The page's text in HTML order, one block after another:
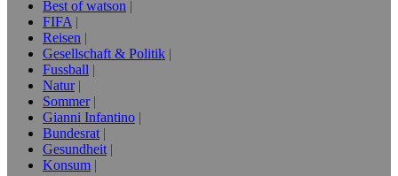
Best of watson
FIFA
Reisen
Gesellschaft & Politik
Fussball
Natur
Sommer
Gianni Infantino
Bundesrat
Gesundheit
Konsum